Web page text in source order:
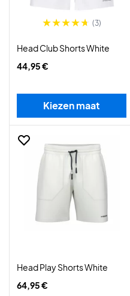
(3)
Head Club Shorts White
44,95 €
Kiezen maat
Head Play Shorts White
64,95 €